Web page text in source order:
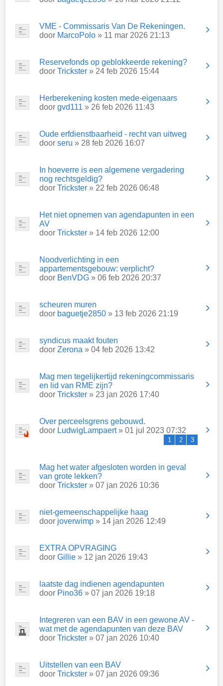
VME - Commissaris Van De Rekeningen.
door MarcoPolo » 11 mar 2026 21:13
Reservefonds op geblokkeerde rekening?
door Trickster » 24 feb 2026 15:44
Herberekening kosten mede-eigenaars
door gvd111 » 26 feb 2026 11:43
Oude erfdienstbaarheid - recht van uitweg
door seru » 28 feb 2026 16:07
In hoeverre is een algemene vergadering
nog rechtsgeldig?
door Trickster » 22 feb 2026 06:48
Het niet opnemen van agendapunten in een
AV
door Trickster » 14 feb 2026 12:00
Noodverlichting in een
appartementsgebouw: verplicht?
door BenVDG » 06 feb 2026 20:37
scheuren muren
door baguetje2850 » 13 feb 2026 21:19
syndicus maakt fouten
door Zerona » 04 feb 2026 13:42
Mag men tegelijkertijd rekeningcommissaris
en lid van RME zijn?
door Trickster » 23 jan 2026 17:40
Over perceelsgrens gebouwd.
door LudwigLampaert» 01 jul 2023 07:32
1 2 3
Mag het water afgesloten worden in geval
van grote lekken?
door Trickster » 07 jan 2026 10:36
niet-gemeenschappelijke haag
door joverwimp » 14 jan 2026 12:49
EXTRA OPVRAGING
door Gillie » 12 jan 2026 19:43
laatste dag indienen agendapunten
door Pino36 » 07 jan 2026 19:18
Integreren van een BAV in een gewone AV -
wat met de agendapunten van deze BAV
door Trickster » 07 jan 2026 10:40
Uitstellen van een BAV
door Trickster » 07 jan 2026 09:36